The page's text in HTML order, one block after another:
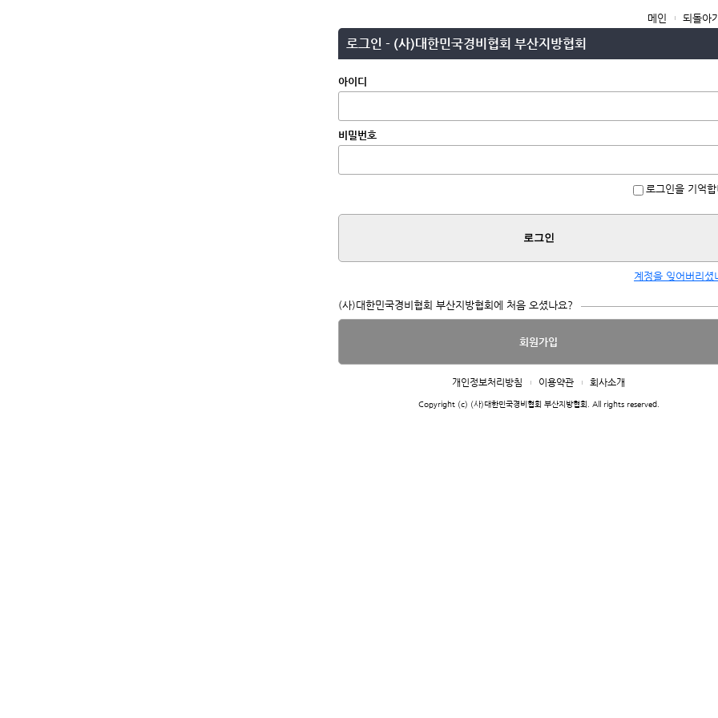
메인 되돌아
로그인 - (사)대한민국경비협회 부산지방협회
아이디
비밀번호
로그인을 기억합
로그인
계정을 잊어버리셨
(사)대한민국경비협회 부산지방협회에 처음 오셨나요?
회원가입
개인정보처리방침 이용약관 회사소개
Copyright (c) (사)대한민국경비협회 부산지방협회. All rights reserved.